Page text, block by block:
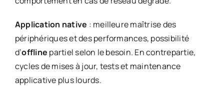
Application native : meilleure maîtrise des
périphériques et des performances, possibilité
d’offline partiel selon le besoin. En contrepartie,
cycles de mises à jour, tests et maintenance
applicative plus lourds.